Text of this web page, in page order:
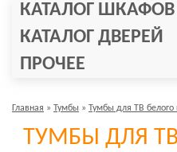
КАТАЛОГ ШКАФОВ
КАТАЛОГ ДВЕРЕЙ
ПРОЧЕЕ
Главная » Тумбы » Тумбы для ТВ белого
ТУМБЫ ДЛЯ